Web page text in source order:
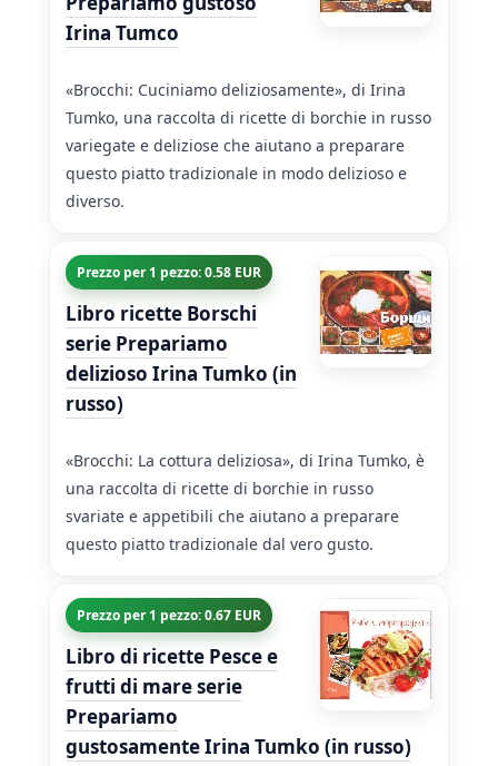
Irina Tumco
«Brocchi: Cuciniamo deliziosamente», di Irina
Tumko, una raccolta di ricette di borchie in russo
variegate e deliziose che aiutano a preparare
questo piatto tradizionale in modo delizioso e
diverso.
Prezzo per 1 pezzo: 0.58 EUR
Libro ricette Borschi
serie Prepariamo
delizioso Irina Tumko (in
russo)
«Brocchi: La cottura deliziosa», di Irina Tumko, è
una raccolta di ricette di borchie in russo
svariate e appetibili che aiutano a preparare
questo piatto tradizionale dal vero gusto.
Prezzo per 1 pezzo: 0.67 EUR
Libro di ricette Pesce e
frutti di mare serie
Prepariamo
gustosamente Irina Tumko (in russo)